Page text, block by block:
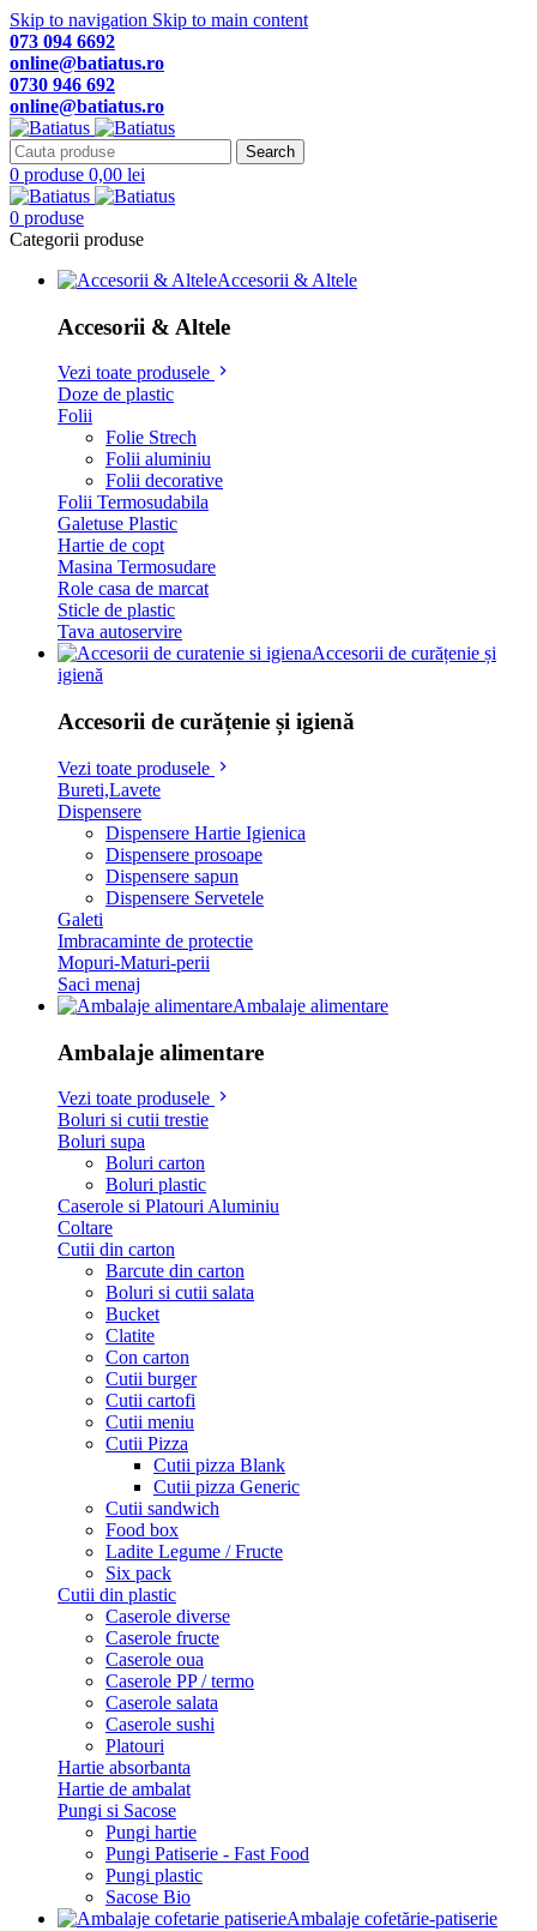
Skip to navigation Skip to main content
073 094 6692
online@batiatus.ro
0730 946 692
online@batiatus.ro
Search
0 produse 0,00 lei
0 produse
Categorii produse
Accesorii & Altele
Accesorii & Altele
Vezi toate produsele
Doze de plastic
Folii
Folie Strech
Folii aluminiu
Folii decorative
Folii Termosudabila
Galetuse Plastic
Hartie de copt
Masina Termosudare
Role casa de marcat
Sticle de plastic
Tava autoservire
Accesorii de curățenie și
igienă
Accesorii de curățenie și igienă
Vezi toate produsele
Bureti,Lavete
Dispensere
Dispensere Hartie Igienica
Dispensere prosoape
Dispensere sapun
Dispensere Servetele
Galeti
Imbracaminte de protectie
Mopuri-Maturi-perii
Saci menaj
Ambalaje alimentare
Ambalaje alimentare
Vezi toate produsele
Boluri si cutii trestie
Boluri supa
Boluri carton
Boluri plastic
Caserole si Platouri Aluminiu
Coltare
Cutii din carton
Barcute din carton
Boluri si cutii salata
Bucket
Clatite
Con carton
Cutii burger
Cutii cartofi
Cutii meniu
Cutii Pizza
Cutii pizza Blank
Cutii pizza Generic
Cutii sandwich
Food box
Ladite Legume / Fructe
Six pack
Cutii din plastic
Caserole diverse
Caserole fructe
Caserole oua
Caserole PP / termo
Caserole salata
Caserole sushi
Platouri
Hartie absorbanta
Hartie de ambalat
Pungi si Sacose
Pungi hartie
Pungi Patiserie - Fast Food
Pungi plastic
Sacose Bio
Ambalaje cofetărie-patiserie